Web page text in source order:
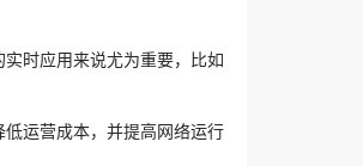
时应用来说尤为重要，比如
运营成本，并提高网络运行